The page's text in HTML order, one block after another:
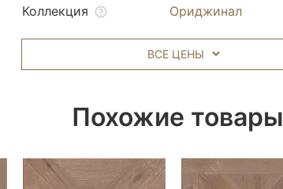
Коллекция
Ориджинал
ВСЕ ЦЕНЫ
Похожие товары